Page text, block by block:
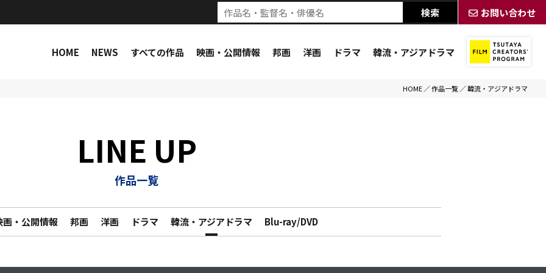
お問い合わせ
HOME NEWS すべての作品 映画・公開情報 邦画 洋画 ドラマ 韓流・アジアドラマ
HOME ／作品一覧 ／韓流・アジアドラマ
LINE UP
作品一覧
画・公開情報 邦画 洋画 ドラマ 韓流・アジアドラマ Blu-ray/DVD